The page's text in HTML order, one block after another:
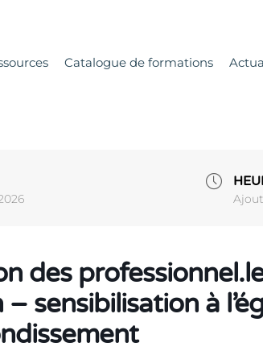
Catalogue de formations
des
– sensibilisation à